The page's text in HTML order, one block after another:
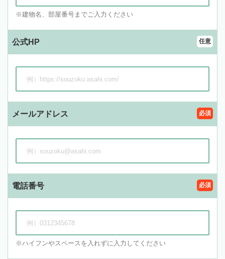
建物名、部屋番号までご入力ください
公式HP 任意
メールアドレス 必須
電話番号 必須
ハイフンやスペースを入れずに入力してください